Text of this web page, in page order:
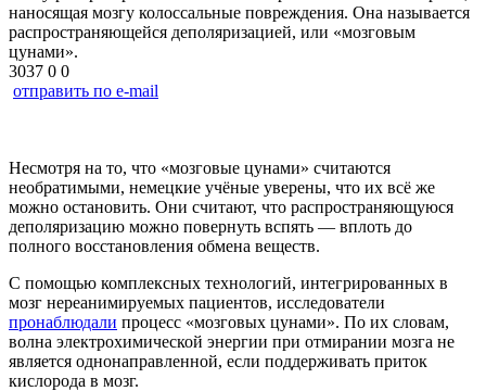
наносящая мозгу колоссальные повреждения. Она называется
распространяющейся деполяризацией, или «мозговым
цунами».
3037 0 0
отправить по e-mail
Несмотря на то, что «мозговые цунами» считаются
необратимыми, немецкие учёные уверены, что их всё же
можно остановить. Они считают, что распространяющуюся
деполяризацию можно повернуть вспять — вплоть до
полного восстановления обмена веществ.
С помощью комплексных технологий, интегрированных в
мозг нереанимируемых пациентов, исследователи
пронаблюдали процесс «мозговых цунами». По их словам,
волна электрохимической энергии при отмирании мозга не
является однонаправленной, если поддерживать приток
кислорода в мозг.